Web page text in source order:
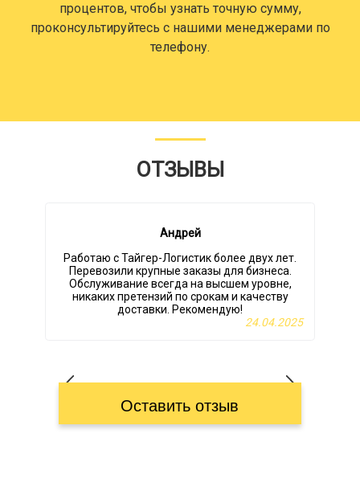
процентов, чтобы узнать точную сумму,
проконсультируйтесь с нашими менеджерами по
телефону.
ОТЗЫВЫ
Андрей
Работаю с Тайгер-Логистик более двух лет.
Перевозили крупные заказы для бизнеса.
Обслуживание всегда на высшем уровне,
никаких претензий по срокам и качеству
доставки. Рекомендую!
24.04.2025
Оставить отзыв